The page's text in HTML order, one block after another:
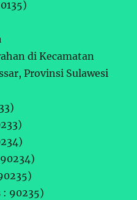
di Kecamatan
Provinsi Sulawesi
: 90235)